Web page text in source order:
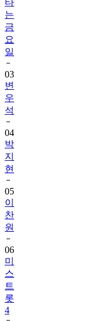
는
금
요
일
03
변
우
석
04
박
지
현
05
이
찬
원
06
미
스
트
롯
4